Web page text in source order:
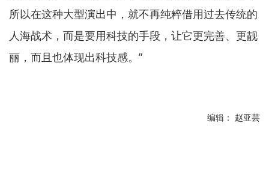
所以在这种大型演出中，就不再纯粹借用过去传统的
人海战术，而是要用科技的手段，让它更完善、更靓
丽，而且也体现出科技感。”
编辑： 赵亚芸